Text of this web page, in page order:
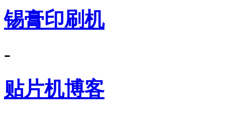
锡膏印刷机
-
贴片机博客